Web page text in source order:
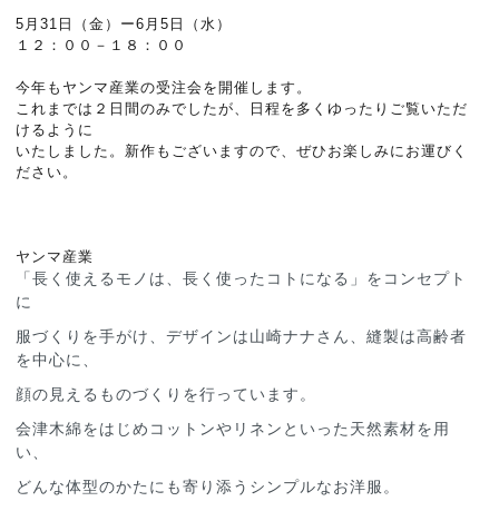
5月31日（金）ー6月5日（水）
１２：００－１８：００
今年もヤンマ産業の受注会を開催します。
これまでは２日間のみでしたが、日程を多くゆったりご覧いただ
けるように
いたしました。新作もございますので、ぜひお楽しみにお運びく
ださい。
ヤンマ産業
「長く使えるモノは、長く使ったコトになる」をコンセプト
に
服づくりを手がけ、デザインは山崎ナナさん、縫製は高齢者
を中心に、
顔の見えるものづくりを行っています。
会津木綿をはじめコットンやリネンといった天然素材を用
い、
どんな体型のかたにも寄り添うシンプルなお洋服。